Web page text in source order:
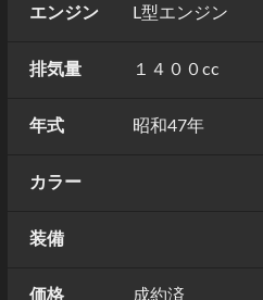
エンジン L型エンジン
排気量 １４００cc
年式 昭和47年
カラー
装備
価格 成約済